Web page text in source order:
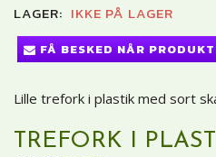
LAGER: IKKE PÅ LAGER
FÅ BESKED NÅR
Lille trefork i plastik med sort
TREFORK I